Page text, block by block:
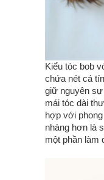
Kiểu tóc bob
chứa nét cá
giữ nguyên
mái tóc dài
hợp với
nhàng hơn là
một phần làm